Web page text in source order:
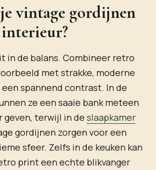
vintage gordijnen
in de balans. Combineer retro
met strakke, moderne
spannend contrast. In de
ze een saaie bank meteen
geven, terwijl in de slaapkamer
gordijnen zorgen voor een
sfeer. Zelfs in de keuken kan
print een echte blikvanger